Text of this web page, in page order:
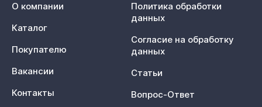
О компании
Каталог
Покупателю
Вакансии
Контакты
Политика обработки
данных
Согласие на обработку
данных
Статьи
Вопрос-Ответ